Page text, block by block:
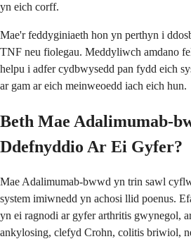
yn eich corff.
Mae'r feddyginiaeth hon yn perthyn i
TNF neu fiolegau. Meddyliwch amdano
helpu i adfer cydbwysedd pan fydd eich
ar gam ar eich meinweoedd iach eich hun.
Beth Mae Adalimumab-
Ddefnyddio Ar Ei Gyfer?
Mae Adalimumab-bwwd yn trin sawl
system imiwnedd yn achosi llid poenus.
yn ei ragnodi ar gyfer arthritis gwynegol,
ankylosing, clefyd Crohn, colitis briwiol,